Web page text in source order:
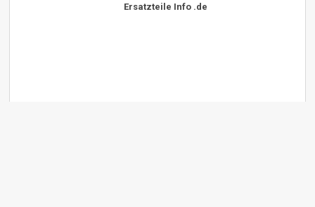
Ersatzteile Info .de